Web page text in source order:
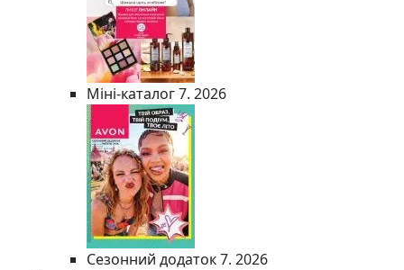
Міні-каталог 7. 2026
Сезонний додаток 7. 2026